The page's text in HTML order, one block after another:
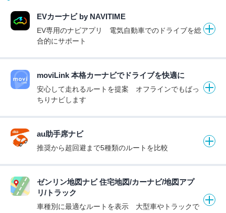
EVカーナビ by NAVITIME
EV専用のナビアプリ 電気自動車でのドライブを総
合的にサポート
moviLink 本格カーナビでドライブを快適に
安心して走れるルートを提案 オフラインでもばっ
ちりナビします
au助手席ナビ
推奨から超回避まで5種類のルートを比較
ゼンリン地図ナビ 住宅地図/カーナビ/地図アプ
リ/トラック
車種別に最適なルートを表示 大型車やトラックで